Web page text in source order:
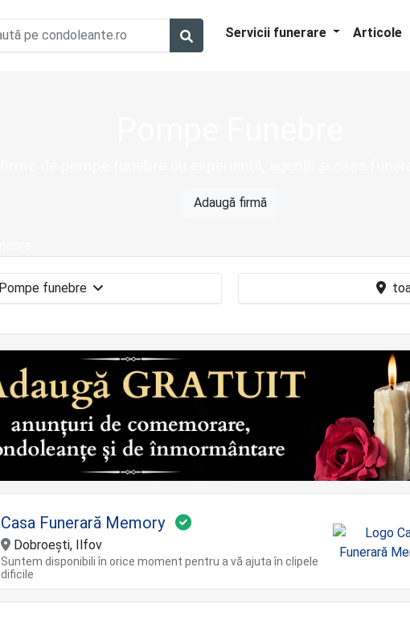
Servicii funerare Articole
Adaugă firmă
Casa Funerară Memory
Dobroești, Ilfov
Suntem disponibili în orice moment pentru a vă ajuta în clipele
dificile